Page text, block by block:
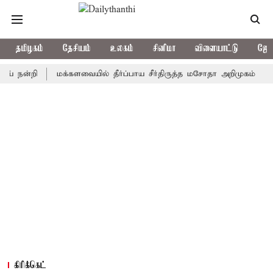
தமிழகம் தேசியம் உலகம் சினிமா விளையாட்டு
மக்களவையில் தீர்ப்பாய சீர்திருத்த மசோதா அறிமுகம் ஒரு
கிரிக்கெட்